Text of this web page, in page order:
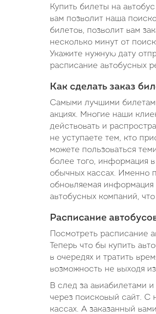
Купить билеты на
вам позволит наша
билетов, позволит вам
несколько минут от
Укажите нужную дату
расписание автобусных
Как сделать заказ
Самыми лучшими
акциях. Многие наши
действовать и
не уступаете тем, кто
можете пользоваться
более того, информация
обычных кассах. Именно
обновляемая информация
автобусных компаний,
Расписание
Посмотреть расписание
Теперь что бы купить
в очередях и тратить
возможность не выходя
В след за авиабилетами
через поисковый сайт. С
кассах. А заказанный